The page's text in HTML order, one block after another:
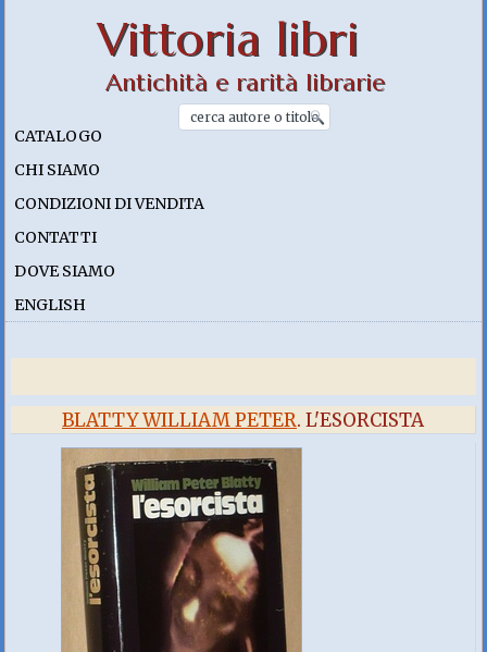
Vittoria libri
Antichità e rarità librarie
CATALOGO
CHI SIAMO
CONDIZIONI DI VENDITA
CONTATTI
DOVE SIAMO
ENGLISH
BLATTY WILLIAM PETER. L'ESORCISTA